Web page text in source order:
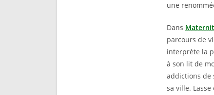
une
Dans
parcours de
interprète la
à son lit de
addictions de
sa ville.